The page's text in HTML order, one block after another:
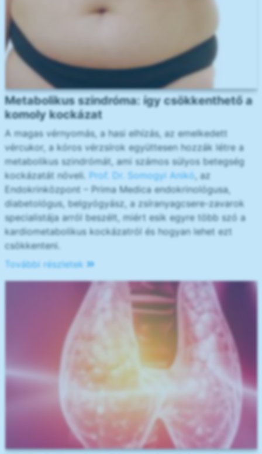
Metabolikus szindróma: így csökkenthető a
komoly kockázat
A magas vérnyomás, a hasi elhízás, az emelkedett
vércukor, a kóros vérzsírok együttesen hozzák létre a
metabolikus szindrómát, ami számos súlyos betegség
kockázatát növeli. Prof. Dr. Somogyi Anikó, az
Endokrinközpont – Prima Medica endokrinológusa,
diabetológus, belgyógyász, a zsíranyagcsere-zavarok
specialistája arról beszélt, miért esik egyre több szó a
kardiometabolikus kockázatról és hogyan lehet ezt
csökkenteni.
További részletek